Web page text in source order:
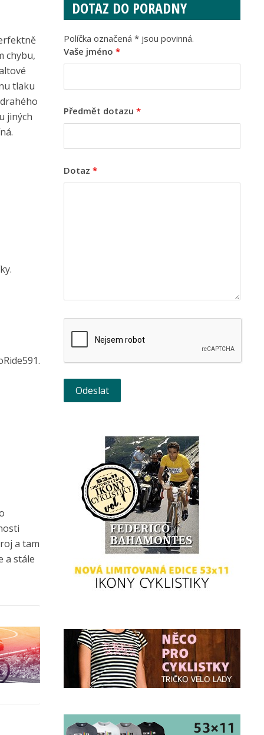
chybu,
tlaku
jiných
a tam
a stále
DOTAZ DO PORADNY
Políčka označená * jsou povinná.
Vaše jméno *
Předmět dotazu *
Dotaz *